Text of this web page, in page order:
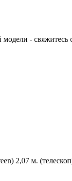
- свяжитесь
2,07 м.